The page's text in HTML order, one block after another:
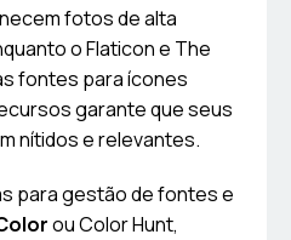
fotos de alta
o Flaticon e The
fontes para ícones
garante que seus
nítidos e relevantes.
para gestão de fontes e
ou Color Hunt,